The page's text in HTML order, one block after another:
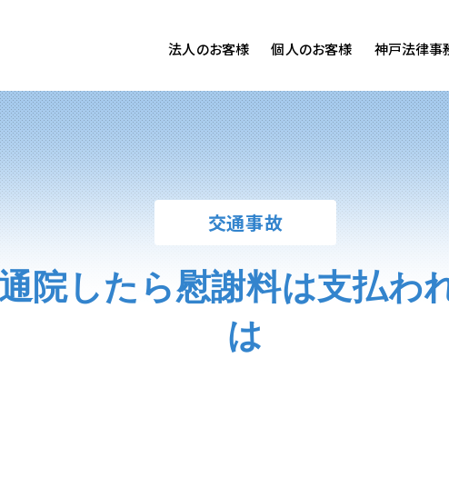
法人のお客様
お客様ご相談
務専用サイト 労務専用サイト
個人のお客様
個人のお客様ご相談
交通事故 医療過誤
離婚問題 刑事事件
損害賠償
神戸法律事
交通事故
院したら慰謝料は支払わ
は